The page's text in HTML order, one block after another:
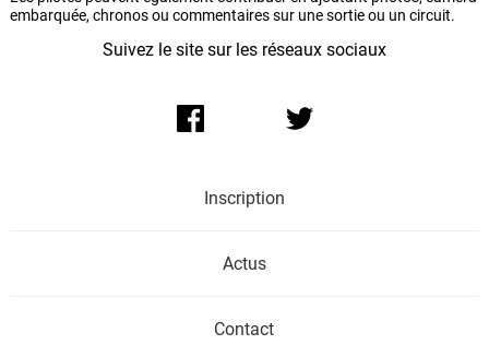
embarquée, chronos ou commentaires sur une sortie ou un circuit.
Suivez le site sur les réseaux sociaux
Inscription
Actus
Contact